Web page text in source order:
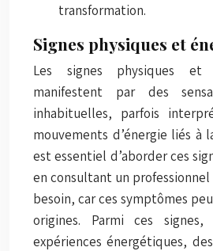
transformation.
Signes physiques et
Les signes physiques et
manifestent par des
inhabituelles, parfois
mouvements d’énergie liés à
est essentiel d’aborder ces
en consultant un professionnel
besoin, car ces symptômes
origines. Parmi ces
expériences énergétiques,